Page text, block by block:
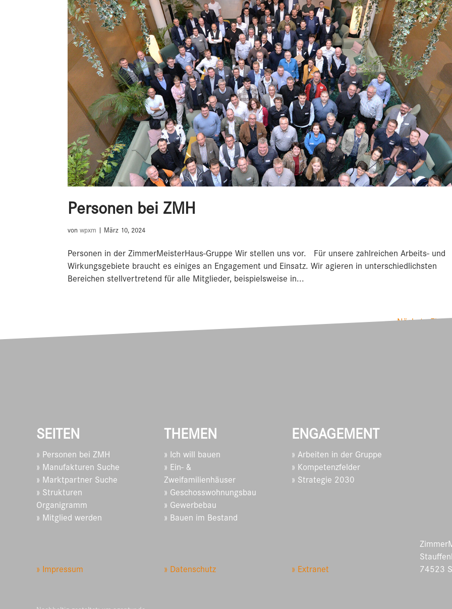
Personen bei ZMH
vonwpxm | März 10, 2024
Personen in der ZimmerMeisterHaus-Gruppe Wir stellen uns vor. Für unsere zahlreichen Arbeits- und
Wirkungsgebiete braucht es einiges an Engagement und Einsatz. Wir agieren in unterschiedlichsten
Bereichen stellvertretend für alle Mitglieder, beispielsweise in...
Nächste
SEITEN
» Personen bei ZMH
» Manufakturen Suche
» Marktpartner Suche
» Strukturen
Organigramm
» Mitglied werden
THEMEN
» Ich will bauen
» Ein- &
Zweifamilienhäuser
» Geschosswohnungsbau
» Gewerbebau
» Bauen im Bestand
ENGAGEMENT
» Arbeiten in der Gruppe
» Kompetenzfelder
» Strategie 2030
» Impressum » Datenschutz » Extranet
74523